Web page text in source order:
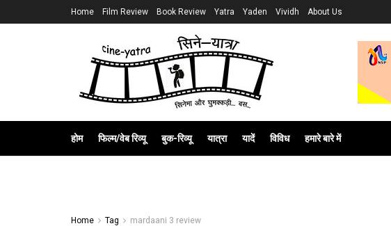
Home Film Review Book Review Yatra Yaden Vividh About Us
होम फिल्म/वेब रिव्यू बुक-रिव्यू यात्रा यादें विविध हमारे बारे में
Home Tag mardaani 3 review